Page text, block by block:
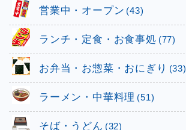
営業中・オープン (43)
ランチ・定食・お食事処 (77)
お弁当・お惣菜・おにぎり (33)
ラーメン・中華料理 (51)
そば・うどん (32)